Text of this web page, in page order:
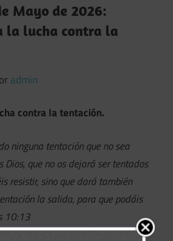
Mayo de 2026:
la lucha contra la
admin
contra la tentación.
ninguna tentación que no sea
Dios, que no os dejará ser tentados
resistir, sino que dará también
la salida, para que podáis
10:13